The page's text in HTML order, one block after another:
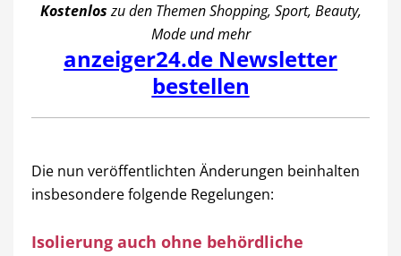
Kostenloszu den Themen Shopping, Sport, Beauty,
Mode und mehr
anzeiger24.de Newsletter
bestellen
Die nun veröffentlichten Änderungen beinhalten
insbesondere folgende Regelungen:
Isolierung auch ohne behördliche